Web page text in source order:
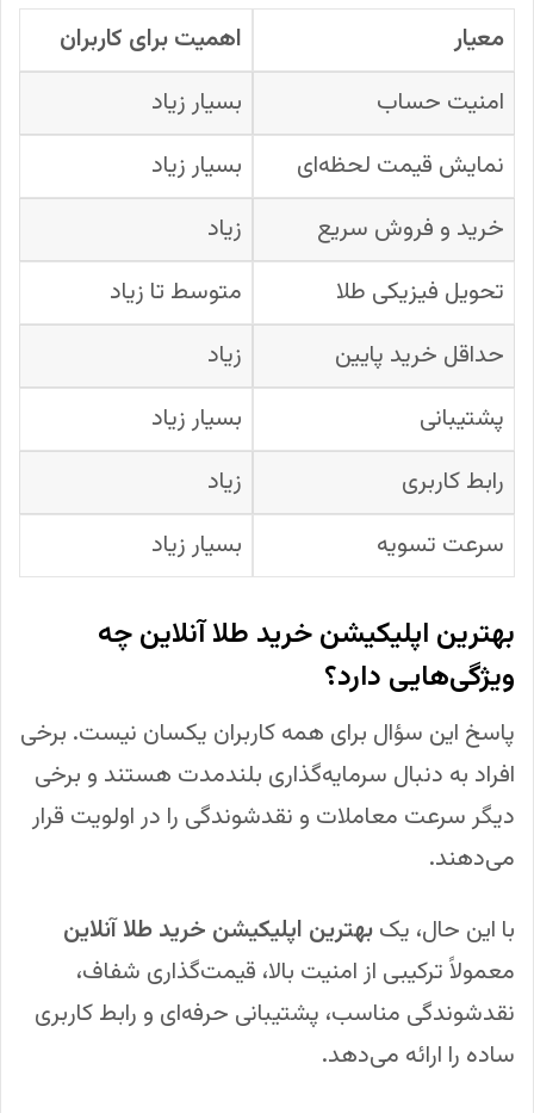
معیار
اهمیت برای کاربران
امنیت حساب
بسیار زیاد
نمایش قیمت لحظه‌ای
بسیار زیاد
خرید و فروش سریع
زیاد
تحویل فیزیکی طلا
متوسط تا زیاد
حداقل خرید پایین
زیاد
پشتیبانی
بسیار زیاد
رابط کاربری
زیاد
سرعت تسویه
بسیار زیاد
بهترین اپلیکیشن خرید طلا آنلاین چه
ویژگی‌هایی دارد؟
پاسخ این سؤال برای همه کاربران یکسان نیست. برخی
افراد به دنبال سرمایه‌گذاری بلندمدت هستند و برخی
دیگر سرعت معاملات و نقدشوندگی را در اولویت قرار
می‌دهند.
با این حال، یکبهترین اپلیکیشن خرید طلا آنلاین
معمولاً ترکیبی از امنیت بالا، قیمت‌گذاری شفاف،
نقدشوندگی مناسب، پشتیبانی حرفه‌ای و رابط کاربری
ساده را ارائه می‌دهد.